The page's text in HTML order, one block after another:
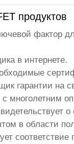
продуктов
фактор
в интернете.
гарантии на
многолетним
в области